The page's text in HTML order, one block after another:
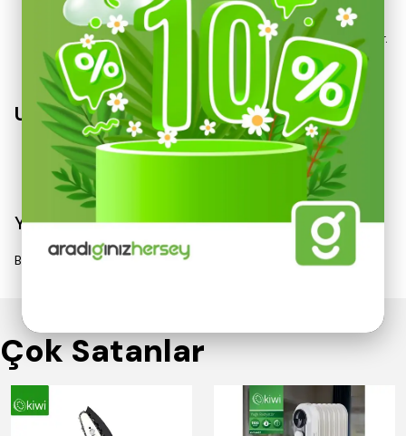
Silinebilir:Temizlenebilir yüzeyler sunarak uzun ömürlü
bir kullanım sağlar.
İdeal parlaklık:
Yüzeylere estetik bir görünüm kazandırır.
Yıkanabilir:Kolay bakım imkanı sunar.
Ağır metal ve kromat içermez: Sağlığa zararlı
maddelerden arındırılmıştır.
Uygulama Açıkl
Devamını Göster
Yorumlar
Bu ürün için henüz yorum yapılmamış.
Çok Satanlar